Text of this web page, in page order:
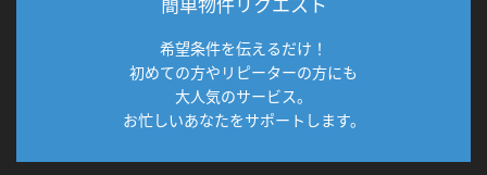
希望条件を伝えるだけ！
初めての方やリピーターの方にも
大人気のサービス。
お忙しいあなたをサポートします。